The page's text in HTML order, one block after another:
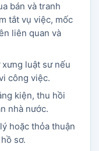
bán và tranh
tắt vụ việc, mốc
liên quan và
luật sư nếu
công việc.
kiện, thu hồi
nhà nước.
hoặc thỏa thuận
sơ.